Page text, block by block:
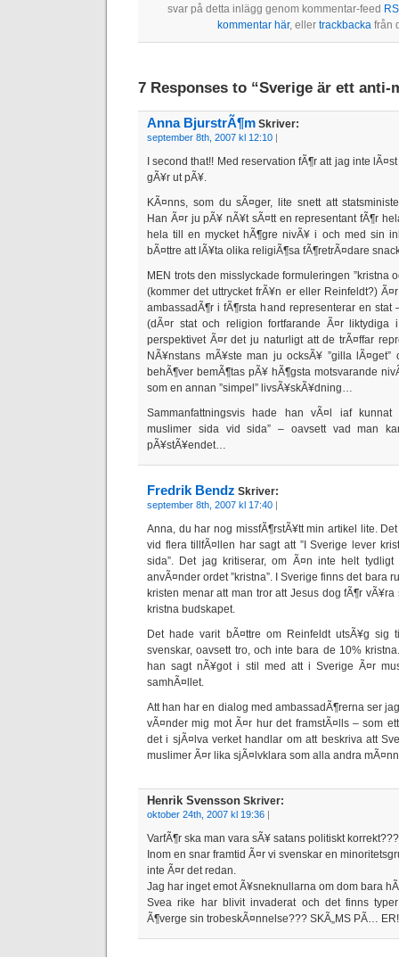
svar på detta inlägg genom kommentar-feed
kommentar här, eller trackbackafrån
7 Responses to “Sverige är ett anti-
Anna BjurstrÃ¶m Skriver:
september 8th, 2007 kl 12:10 |
I second that!! Med reservation fÃ¶r att jag inte
gÃ¥r ut pÃ¥.
KÃ¤nns, som du sÃ¤ger, lite snett att
Han Ã¤r ju pÃ¥ nÃ¥t sÃ¤tt en representant fÃ¶r
hela till en mycket hÃ¶gre nivÃ¥ i och med sin
bÃ¤ttre att lÃ¥ta olika religiÃ¶sa fÃ¶retrÃ¤dare
MEN trots den misslyckade formuleringen ”kristna
(kommer det uttrycket frÃ¥n er eller Reinfeldt?)
ambassadÃ¶r i fÃ¶rsta hand representerar en
(dÃ¤r stat och religion fortfarande Ã¤r
perspektivet Ã¤r det ju naturligt att de trÃ¤ffar
NÃ¥nstans mÃ¥ste man ju ocksÃ¥ ”gilla
behÃ¶ver bemÃ¶tas pÃ¥ hÃ¶gsta motsvarande
som en annan ”simpel” livsÃ¥skÃ¥dning…
Sammanfattningsvis hade han vÃ¤l iaf kunnat
muslimer sida vid sida” – oavsett vad man
pÃ¥stÃ¥endet…
Fredrik Bendz Skriver:
september 8th, 2007 kl 17:40 |
Anna, du har nog missfÃ¶rstÃ¥tt min artikel lite.
vid flera tillfÃ¤llen har sagt att ”I Sverige lever
sida”. Det jag kritiserar, om Ã¤n inte helt tydligt
anvÃ¤nder ordet ”kristna”. I Sverige finns det bara
kristen menar att man tror att Jesus dog fÃ¶r
kristna budskapet.
Det hade varit bÃ¤ttre om Reinfeldt utsÃ¥g sig
svenskar, oavsett tro, och inte bara de 10%
han sagt nÃ¥got i stil med att i Sverige Ã¤r
samhÃ¤llet.
Att han har en dialog med ambassadÃ¶rerna ser
vÃ¤nder mig mot Ã¤r hur det framstÃ¤lls – som
det i sjÃ¤lva verket handlar om att beskriva att
muslimer Ã¤r lika sjÃ¤lvklara som alla andra
Henrik Svensson Skriver:
oktober 24th, 2007 kl 19:36 |
VarfÃ¶r ska man vara sÃ¥ satans politiskt korrekt???
Inom en snar framtid Ã¤r vi svenskar en
inte Ã¤r det redan.
Jag har inget emot Ã¥sneknullarna om dom bara
Svea rike har blivit invaderat och det finns
Ã¶verge sin trobeskÃ¤nnelse??? SKÃ„MS PÃ…